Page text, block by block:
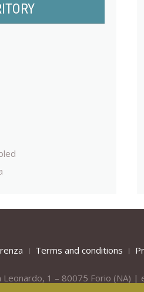
Terms and conditions
1 – 80075 Forio (NA) |